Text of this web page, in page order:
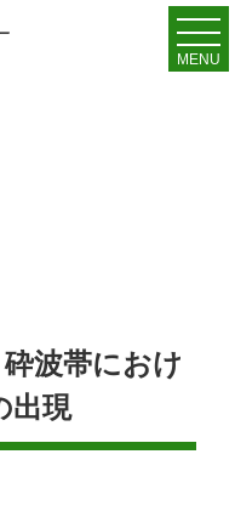
MENU
砕波帯におけ
出現